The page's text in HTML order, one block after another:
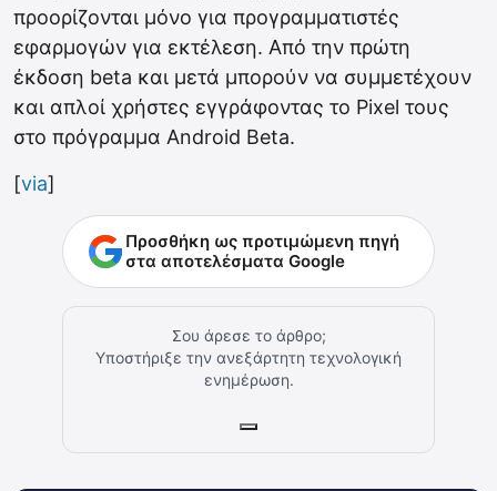
προορίζονται μόνο για προγραμματιστές
εφαρμογών για εκτέλεση. Από την πρώτη
έκδοση beta και μετά μπορούν να συμμετέχουν
και απλοί χρήστες εγγράφοντας το Pixel τους
στο πρόγραμμα Android Beta.
[via]
Προσθήκη ως προτιμώμενη πηγή
στα αποτελέσματα Google
Σου άρεσε το άρθρο;
Υποστήριξε την ανεξάρτητη τεχνολογική
ενημέρωση.